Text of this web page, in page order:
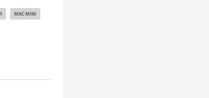
MAC MINI